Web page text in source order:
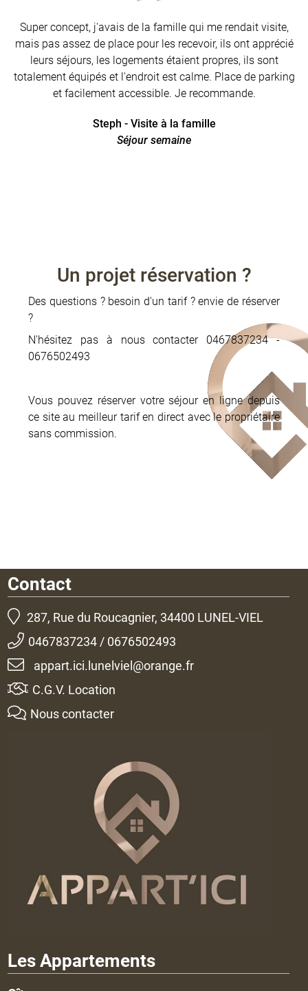
Super concept, j'avais de la famille qui me rendait visite,
mais pas assez de place pour les recevoir, ils ont apprécié
leurs séjours, les logements étaient propres, ils sont
totalement équipés et l'endroit est calme. Place de parking
et facilement accessible. Je recommande.
Steph - Visite à la famille
Séjour semaine
Un projet réservation ?
Des questions ? besoin d'un tarif ? envie de réserver
?
N'hésitez pas à nous contacter 0467837234 -
0676502493
Vous pouvez réserver votre séjour en ligne depuis
ce site au meilleur tarif en direct avec le propriétaire
sans commission.
Contact
287, Rue du Roucagnier, 34400 LUNEL-VIEL
0467837234 / 0676502493
appart.ici.lunelviel@orange.fr
C.G.V. Location
Nous contacter
Les Appartements